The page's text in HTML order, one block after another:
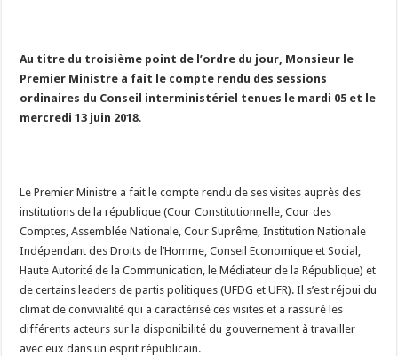
Au titre du troisième point de l’ordre du jour, Monsieur le
Premier Ministre a fait le compte rendu des sessions
ordinaires du Conseil interministériel tenues le mardi 05 et le
mercredi 13 juin 2018.
Le Premier Ministre a fait le compte rendu de ses visites auprès des
institutions de la république (Cour Constitutionnelle, Cour des
Comptes, Assemblée Nationale, Cour Suprême, Institution Nationale
Indépendant des Droits de l’Homme, Conseil Economique et Social,
Haute Autorité de la Communication, le Médiateur de la République) et
de certains leaders de partis politiques (UFDG et UFR). Il s’est réjoui du
climat de convivialité qui a caractérisé ces visites et a rassuré les
différents acteurs sur la disponibilité du gouvernement à travailler
avec eux dans un esprit républicain.